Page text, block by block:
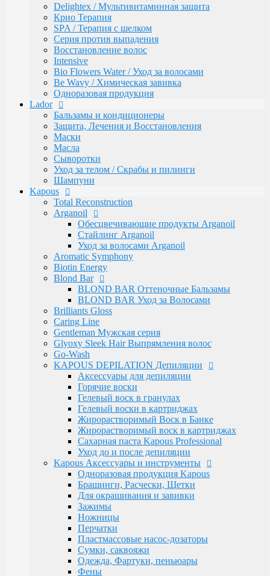
BLOND BAR Оттеночные Бальзамы
BLOND BAR Уход за Волосами
Brilliants Gloss
Caring Line
Gentleman Мужская серия
Glyoxy Sleek Hair Выпрямления волос
Go-Wash
KAPOUS DEPILATION Депиляции
Аксессуары для депиляции
Горячие воски
Гелевый воск в гранулах
Гелевый воски в картриджах
Жирорастворимый Воск в Банке
Жирорастворимый воск в картриджах
Сахарная паста Kapous Professional
Уход до и после депиляции
Kapous Аксессуары и инструменты
Одноразовая продукция Kapous
Брашинги, Расчески, Щетки
Для окрашивания и завивки
Зажимы
Ножницы
Перчатки
Пластмассовые насос-дозаторы
Сумки, саквояжи
Одежда, Фартуки, пеньюары
Фены
Life Color Оттеночные средства
Luxe Care
Macadamia Oil
Magic Keratin
Magic Keratin Стайлинг
Средства для долговременной завивки
Уход за волосами
Milk Line
Oliva and Avocado
Profilactic
Smooth and Curly
Treatment Лечебная
Ylang Ylang
Окрашивание Kapous
Кремообразная проявляющая эмульсия
Обесцвечивающие и специальные продукты
Окислительная Эмульсия "ActiOx"
Окрашивание Hyaluronic Acid
Окрашивание Studio
Окрашивание бровей и ресниц
Прямые пигменты Rainbow
Стайлинг Kapous
Уход за волосами HYALURONIC ACID
Уход за волосами PROFESSIONAL
Средства для химической завивки волос
Краски для бровей и ресниц
Delightex / Мультивитаминная защита
Крио Терапия
SPA / Терапия с шелком
Серия против выпадения
Восстановление волос
Intensive
Bio Flowers Water / Уход за волосами
Be Wavy / Химическая завивка
Одноразовая продукция
Lador
Бальзамы и кондиционеры
Защита, Лечения и Восстановления
Маски
Масла
Сыворотки
Уход за телом / Скрабы и пилинги
Шампуни
Kapous
Total Reconstruction
Arganoil
Обесцвечивающие продукты Arganoil
Стайлинг Arganoil
Уход за волосами Arganoil
Aromatic Symphony
Biotin Energy
Blond Bar
BLOND BAR Оттеночные Бальзамы
BLOND BAR Уход за Волосами
Brilliants Gloss
Caring Line
Gentleman Мужская серия
Glyoxy Sleek Hair Выпрямления волос
Go-Wash
KAPOUS DEPILATION Депиляции
Аксессуары для депиляции
Горячие воски
Гелевый воск в гранулах
Гелевый воски в картриджах
Жирорастворимый Воск в Банке
Жирорастворимый воск в картриджах
Сахарная паста Kapous Professional
Уход до и после депиляции
Kapous Аксессуары и инструменты
Одноразовая продукция Kapous
Брашинги, Расчески, Щетки
Для окрашивания и завивки
Зажимы
Ножницы
Перчатки
Пластмассовые насос-дозаторы
Сумки, саквояжи
Одежда, Фартуки, пеньюары
Фены